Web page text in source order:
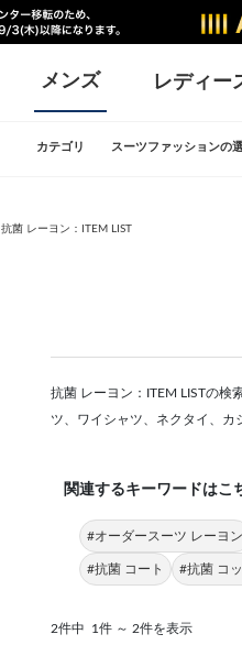
メンズ レディー
カテゴリ スーツファッションの
抗菌 レーヨン：ITEM LIST
抗菌 レーヨン：ITEM LISTの検
ツ、ワイシャツ、ネクタイ、カ
関連するキーワードはこ
#オーダースーツ レーヨン
#抗菌 コート #抗菌 コ
2件中 1件 ～ 2件を表示